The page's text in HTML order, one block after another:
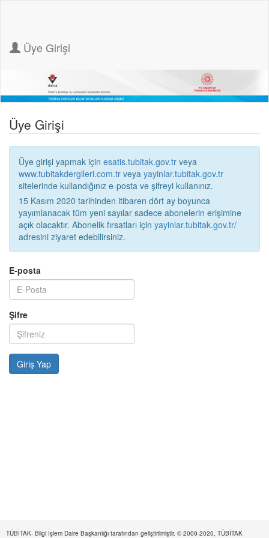
Üye Girişi
Üye Girişi
Üye girişi yapmak için esatis.tubitak.gov.tr veya
www.tubitakdergileri.com.tr veya yayinlar.tubitak.gov.tr
sitelerinde kullandığınız e-posta ve şifreyi kullanınız.
15 Kasım 2020 tarihinden itibaren dört ay boyunca
yayımlanacak tüm yeni sayılar sadece abonelerin erişimine
açık olacaktır. Abonelik fırsatları için yayinlar.tubitak.gov.tr/
adresini ziyaret edebilirsiniz.
E-posta
Şifre
TÜBİTAK- Bilgi İşlem Daire Başkanlığı tarafından geliştirilmiştir. © 2009-2020, TÜBİTAK